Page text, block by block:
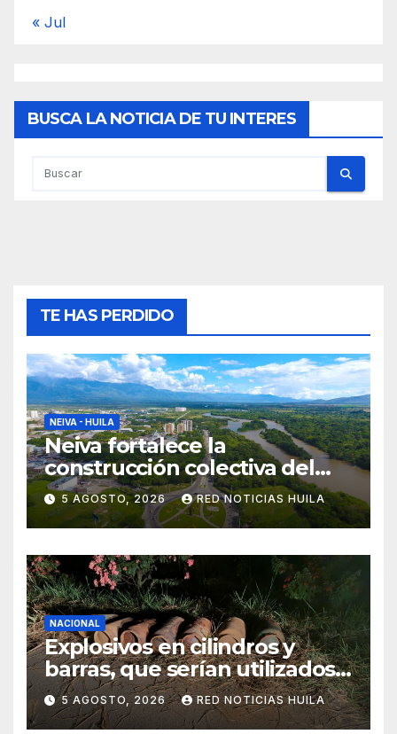
« Jul
BUSCA LA NOTICIA DE TU INTERES
TE HAS PERDIDO
NEIVA - HUILA
Neiva fortalece la
construcción colectiva del
POT
5 AGOSTO, 2026 RED NOTICIAS HUILA
NACIONAL
Explosivos en cilindros y
barras, que serían utilizados
en Cali, fueron incautados
por la Policía
5 AGOSTO, 2026 RED NOTICIAS HUILA